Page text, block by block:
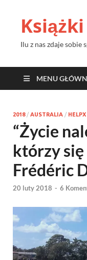
Ilu z nas zdaje sobie
MENU
2018/ AUSTRALIA / HELPX
“Życie
którzy się
Frédéric
20 luty 2018 - 6